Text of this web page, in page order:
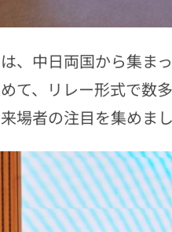
、中日両国から集ま
て、リレー形式で数
場者の注目を集めまし